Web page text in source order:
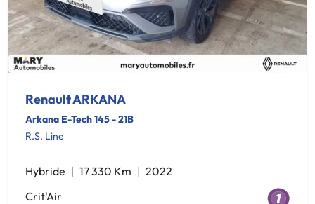
Renault ARKANA
Arkana E-Tech 145 - 21B
R.S. Line
Hybride 17 330 Km
2022
Crit'Air